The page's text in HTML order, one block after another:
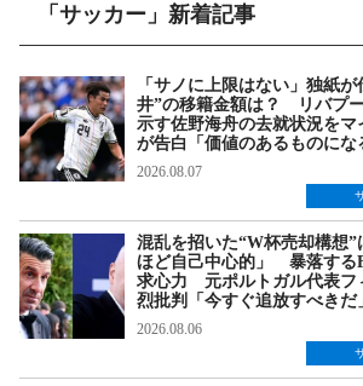
「サッカー」新着記事
「サノに上限はない」独紙
井”の移籍金額は？ リバプ
示す佐野海舟の去就状況をマ
が告白「価値のあるものにな
2026.08.07
混乱を招いた“W杯売却構想”
ほど自己中心的」 暴落する
求心力 元ポルトガル代表フ
烈批判「今すぐ追放すべきだ
2026.08.06